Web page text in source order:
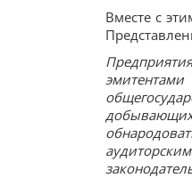
Вместе с
добывающих